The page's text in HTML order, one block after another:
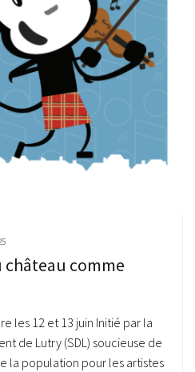
château comme
les 12 et 13 juin Initié par la
de Lutry (SDL) soucieuse de
la population pour les artistes